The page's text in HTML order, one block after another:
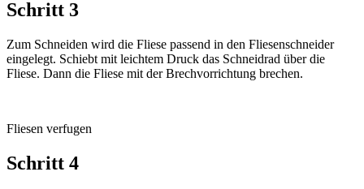
Schritt 3
Zum Schneiden wird die Fliese passend in den Fliesenschneider
eingelegt. Schiebt mit leichtem Druck das Schneidrad über die
Fliese. Dann die Fliese mit der Brechvorrichtung brechen.
Fliesen verfugen
Schritt 4